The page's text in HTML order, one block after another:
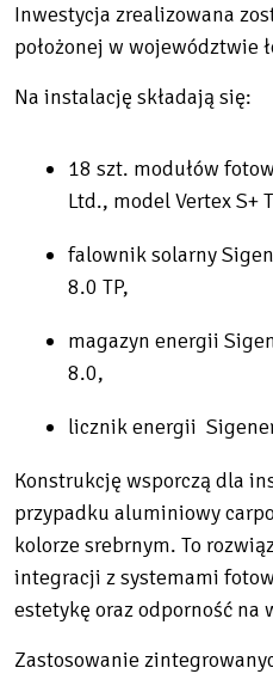
Inwestycja zrealizowana
położonej w województwie
Na instalację składają się:
18 szt. modułów
Ltd., model Vertex S+
falownik solarny
8.0 TP,
magazyn energii
8.0,
licznik energii
Konstrukcję wsporczą dla
przypadku aluminiowy
kolorze srebrnym. To
integracji z systemami
estetykę oraz odporność na
Zastosowanie